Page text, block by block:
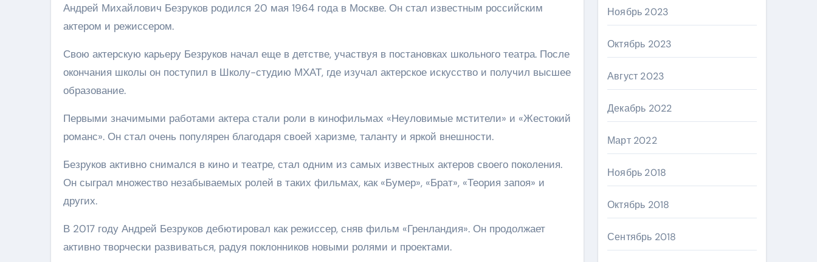
Андрей Михайлович Безруков родился 20 мая 1964 года в Москве. Он стал известным российским
актером и режиссером.
Свою актерскую карьеру Безруков начал еще в детстве, участвуя в постановках школьного театра. После
окончания школы он поступил в Школу-студию МХАТ, где изучал актерское искусство и получил высшее
образование.
Первыми значимыми работами актера стали роли в кинофильмах «Неуловимые мстители» и «Жестокий
романс». Он стал очень популярен благодаря своей харизме, таланту и яркой внешности.
Безруков активно снимался в кино и театре, стал одним из самых известных актеров своего поколения.
Он сыграл множество незабываемых ролей в таких фильмах, как «Бумер», «Брат», «Теория запоя» и
других.
В 2017 году Андрей Безруков дебютировал как режиссер, сняв фильм «Гренландия». Он продолжает
активно творчески развиваться, радуя поклонников новыми ролями и проектами.
Ноябрь 2023
Октябрь 2023
Август 2023
Декабрь 2022
Март 2022
Ноябрь 2018
Октябрь 2018
Сентябрь 2018